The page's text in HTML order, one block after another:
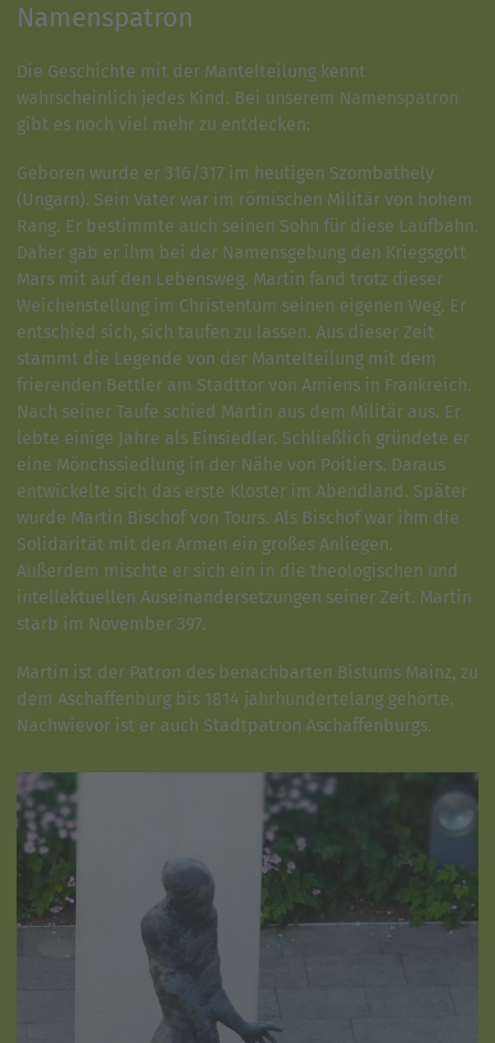
Namenspatron
Die Geschichte mit der Mantelteilung kennt
wahrscheinlich jedes Kind. Bei unserem Namenspatron
gibt es noch viel mehr zu entdecken:
Geboren wurde er 316/317 im heutigen Szombathely
(Ungarn). Sein Vater war im römischen Militär von hohem
Rang. Er bestimmte auch seinen Sohn für diese Laufbahn.
Daher gab er ihm bei der Namensgebung den Kriegsgott
Mars mit auf den Lebensweg. Martin fand trotz dieser
Weichenstellung im Christentum seinen eigenen Weg. Er
entschied sich, sich taufen zu lassen. Aus dieser Zeit
stammt die Legende von der Mantelteilung mit dem
frierenden Bettler am Stadttor von Amiens in Frankreich.
Nach seiner Taufe schied Martin aus dem Militär aus. Er
lebte einige Jahre als Einsiedler. Schließlich gründete er
eine Mönchssiedlung in der Nähe von Poitiers. Daraus
entwickelte sich das erste Kloster im Abendland. Später
wurde Martin Bischof von Tours. Als Bischof war ihm die
Solidarität mit den Armen ein großes Anliegen.
Außerdem mischte er sich ein in die theologischen und
intellektuellen Auseinandersetzungen seiner Zeit. Martin
starb im November 397.
Martin ist der Patron des benachbarten Bistums Mainz, zu
dem Aschaffenburg bis 1814 jahrhundertelang gehörte.
Nachwievor ist er auch Stadtpatron Aschaffenburgs.